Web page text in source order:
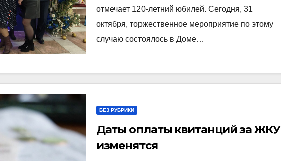
отмечает 120-летний юбилей. Сегодня, 31
октября, торжественное мероприятие по этому
случаю состоялось в Доме…
БЕЗ РУБРИКИ
Даты оплаты квитанций за ЖКУ
изменятся